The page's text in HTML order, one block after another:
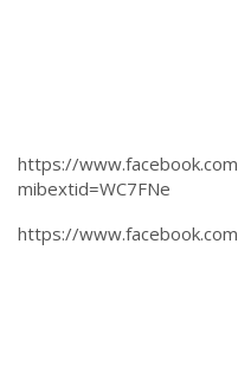
https://
mibextid=WC7FNe
https://